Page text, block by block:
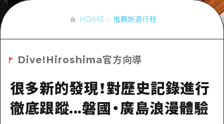
購物
運動
夜晚生活
世界遺產
學習·體驗
標準
東山口
短途旅行
美北
藝北
宮島周邊
愛媛
島根
列表
輔助流量摘要
設施擁堵
超值遊覽門票
HOME 推薦旅遊行程
Dive!Hiroshima官方向導
很多新的發現！對歷史記錄進行
徹底跟蹤...磐國・廣島浪漫體驗